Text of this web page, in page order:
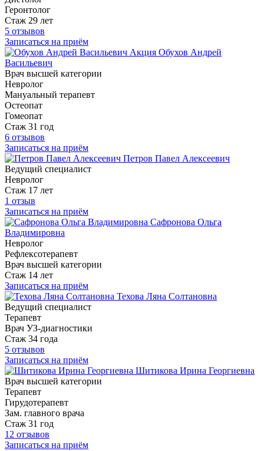
Геронтолог
Стаж 29 лет
5 отзывов
Записаться на приём
Акция Обухов Андрей
Васильевич
Врач высшей категории
Невролог
Мануальный терапевт
Остеопат
Гомеопат
Стаж 31 год
6 отзывов
Записаться на приём
Петров Павел Алексеевич
Ведущий специалист
Невролог
Стаж 17 лет
1 отзыв
Записаться на приём
Сафронова Ольга
Владимировна
Невролог
Рефлексотерапевт
Врач высшей категории
Стаж 14 лет
Записаться на приём
Техова Ляна Солтановна
Ведущий специалист
Терапевт
Врач УЗ-диагностики
Стаж 34 года
5 отзывов
Записаться на приём
Шитикова Ирина Георгиевна
Врач высшей категории
Терапевт
Гирудотерапевт
Зам. главного врача
Стаж 31 год
12 отзывов
Записаться на приём